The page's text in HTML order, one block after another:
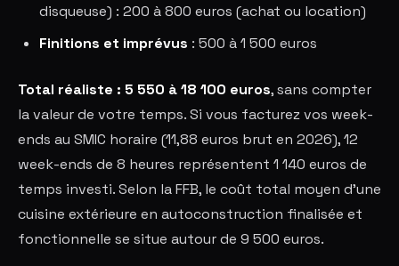
disqueuse) : 200 à 800 euros (achat ou location)
Finitions et imprévus : 500 à 1 500 euros
Total réaliste : 5 550 à 18 100 euros, sans compter
la valeur de votre temps. Si vous facturez vos week-
ends au SMIC horaire (11,88 euros brut en 2026), 12
week-ends de 8 heures représentent 1 140 euros de
temps investi. Selon la FFB, le coût total moyen d'une
cuisine extérieure en autoconstruction finalisée et
fonctionnelle se situe autour de 9 500 euros.